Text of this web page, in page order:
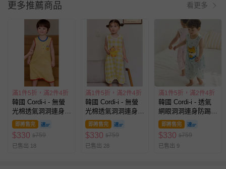
更多推薦商品 看更多
滿1件5折，滿2件4折
韓國 Cordi-i - 無螢
光棉透氣洞洞連身防
踢被-HELLO小鴨-黃
即將售完
$330 $759
已售出 18
滿1件5折，滿2件4折
韓國 Cordi-i - 無螢
光棉透氣洞洞連身防
踢被-泰迪鴨鴨-黃
即將售完
$330 $759
已售出 28
滿1件5折，滿2件4折
韓國 Cordi-i - 透氣
網眼洞洞連身防踢
被-害羞貓咪-淡水藍
即將售完
$330 $759
已售出 9